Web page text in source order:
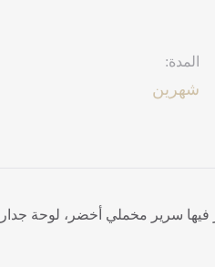
المدة:
شهرين